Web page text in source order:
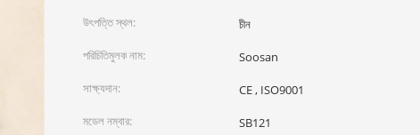
উৎপত্তি স্থল:
চীন
পরিচিতিমুলক নাম:
Soosan
সাক্ষ্যদান:
CE , ISO9001
মডেল নম্বার:
SB121